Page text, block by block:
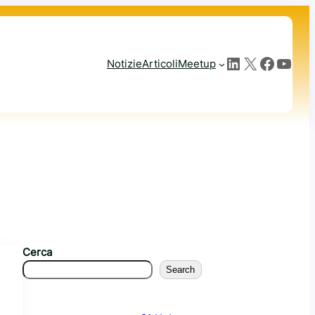
NotizieArticoliMeetup LinkedIn X Facebook YouTube
Cerca
Search